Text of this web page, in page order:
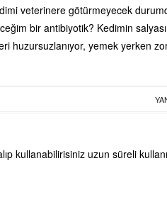
veterinere götürmeyecek
bir antibiyotik? Kedimin
huzursuzlanıyor, yemek yerken
kullanabilirisiniz uzun süreli